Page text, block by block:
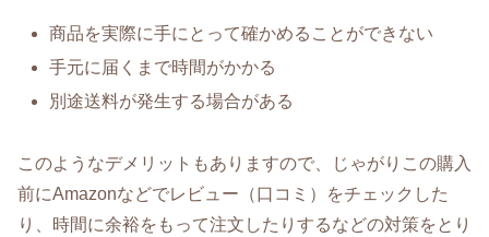
商品を実際に手にとって確かめることができない
手元に届くまで時間がかかる
別途送料が発生する場合がある
このようなデメリットもありますので、じゃがりこの購入
前にAmazonなどでレビュー（口コミ）をチェックした
り、時間に余裕をもって注文したりするなどの対策をとり